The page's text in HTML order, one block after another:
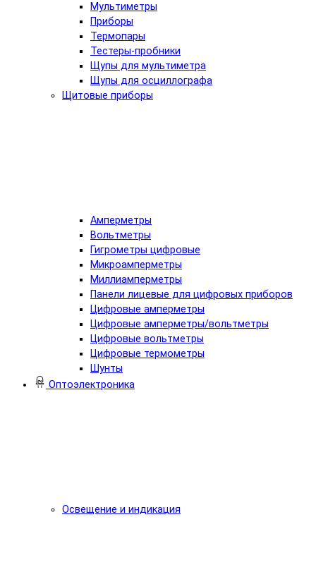
Мультиметры
Приборы
Термопары
Тестеры-пробники
Щупы для мультиметра
Щупы для осциллографа
Щитовые приборы
Амперметры
Вольтметры
Гигрометры цифровые
Микроамперметры
Миллиамперметры
Панели лицевые для цифровых приборов
Цифровые амперметры
Цифровые амперметры/вольтметры
Цифровые вольтметры
Цифровые термометры
Шунты
Оптоэлектроника
Освещение и индикация